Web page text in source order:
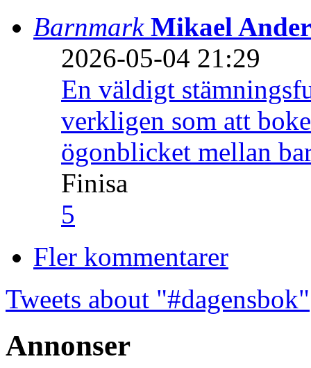
Barnmark Mikael
2026-05-04 21:29
En väldigt
verkligen som att
ögonblicket mellan
Finisa
5
Fler kommentarer
Tweets about "#dagensbok"
Annonser